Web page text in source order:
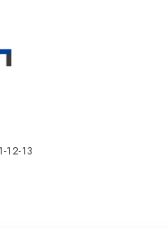
12-13